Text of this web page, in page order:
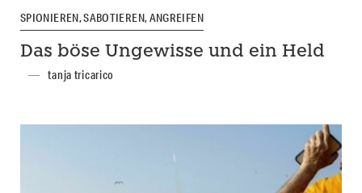
SPIONIEREN, SABOTIEREN, ANGREIFEN
Das böse Ungewisse und ein Held
tanja tricarico